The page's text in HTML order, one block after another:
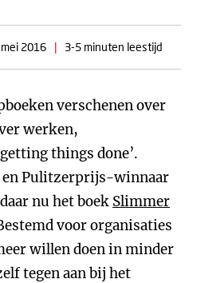
2016 | 3-5 minuten leestijd
verschenen over
werken,
things done’.
en Pulitzerprijs-winnaar
nu het boek Slimmer
voor organisaties
willen doen in minder
tegen aan bij het